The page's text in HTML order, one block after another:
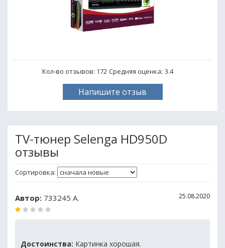
Кол-во отзывов: 172 Средняя оценка: 3.4
Напишите отзыв
TV-тюнер Selenga HD950D
отзывы
Сортировка:
Автор: 733245 А. 25.08.2020
Достоинства: Картинка хорошая.